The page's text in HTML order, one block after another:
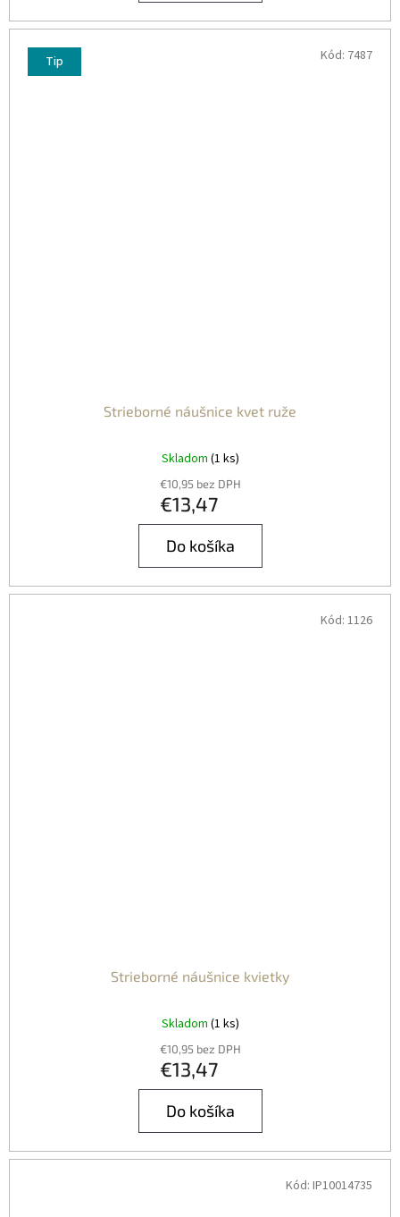
Tip
Strieborné náušnice kvet ruže
Skladom (1 ks)
€10,95 bez DPH
€13,47
Do košíka
Kód: 7487
Strieborné náušnice kvietky
Skladom (1 ks)
€10,95 bez DPH
€13,47
Do košíka
Kód: 1126
Kód: IP10014735